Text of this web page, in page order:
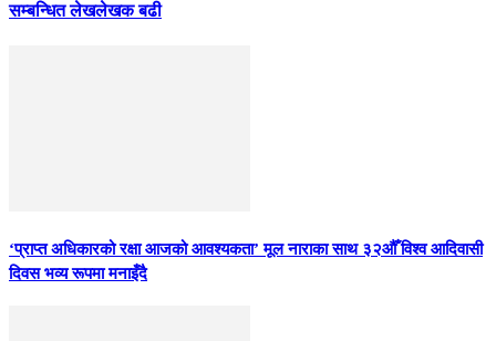
सम्बन्धित लेखलेखक बढी
‘प्राप्त अधिकारको रक्षा आजको आवश्यकता’ मूल नाराका साथ ३२औँ विश्व आदिवासी
दिवस भव्य रूपमा मनाइँदै